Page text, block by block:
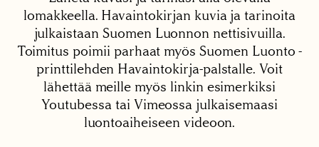
lomakkeella. Havaintokirjan kuvia ja tarinoita
julkaistaan Suomen Luonnon nettisivuilla.
Toimitus poimii parhaat myös Suomen Luonto -
printtilehden Havaintokirja-palstalle. Voit
lähettää meille myös linkin esimerkiksi
Youtubessa tai Vimeossa julkaisemaasi
luontoaiheiseen videoon.